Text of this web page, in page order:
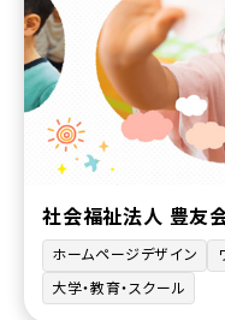
社会福祉法人 豊友
ホームページデザイン
大学・教育・スクール